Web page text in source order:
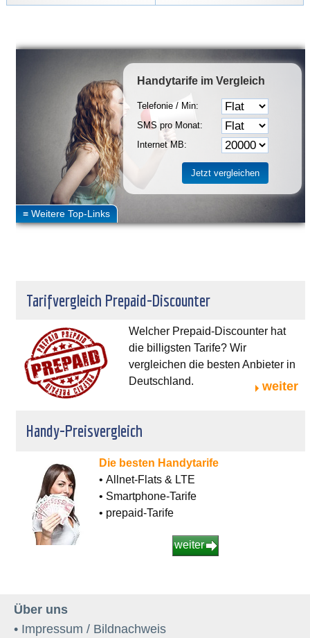
Handytarife im Vergleich
Telefonie / Min:
SMS pro Monat:
Internet MB:
Tarifvergleich Prepaid-Discounter
Welcher Prepaid-Discounter hat
die billigsten Tarife? Wir
vergleichen die besten Anbieter in
Deutschland.
weiter
Handy-Preisvergleich
Die besten Handytarife
• Allnet-Flats & LTE
• Smartphone-Tarife
• prepaid-Tarife
weiter
Über uns
• Impressum / Bildnachweis